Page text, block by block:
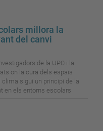
millora la
del canvi
de la UPC i la
on la cura dels espais
sigui un principi de la
en els entorns escolars